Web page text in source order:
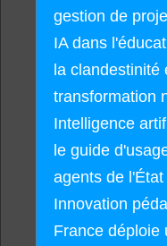
gestion de
IA dans
la clandestinité
transformation
Intelligence
le guide
agents de l'État
Innovation
France déploie